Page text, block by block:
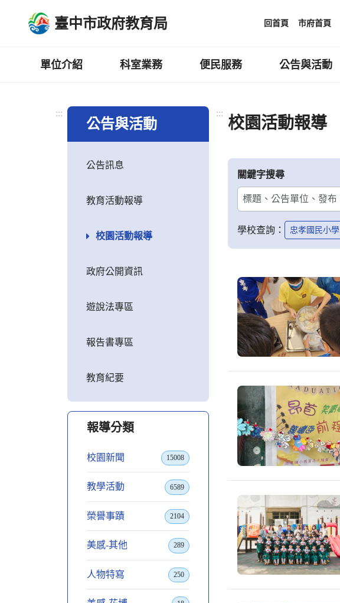
臺中市政府教育局 回首頁 市府首頁
單位介紹 科室業務 便民服務 公告與活動
:::
公告與活動
公告訊息
教育活動報導
校園活動報導
政府公開資訊
遊說法專區
報告書專區
教育紀要
報導分類
校園新聞 15008
教學活動 6589
榮譽事蹟 2104
美感-其他 289
人物特寫 250
:::
校園活動報導
關鍵字搜尋
學校查詢： 忠孝國民小學